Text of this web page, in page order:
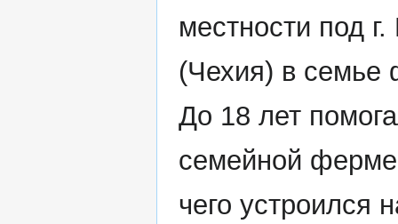
местности под
(Чехия) в семье
До 18 лет
семейной
чего устроился